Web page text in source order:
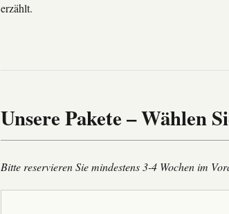
erzählt.
Unsere Pakete – Wählen
Bitte reservieren Sie mindestens 3-4 Wochen im